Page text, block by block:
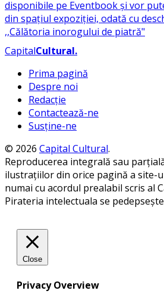
CapitalCultural.
Prima pagină
Despre noi
Redacție
Contactează-ne
Susține-ne
© 2026 Capital Cultural.
Reproducerea integrală sau
ilustrațiilor din orice pagină a site-
numai cu acordul prealabil scris al
Pirateria intelectuala se
Close
Privacy Overview